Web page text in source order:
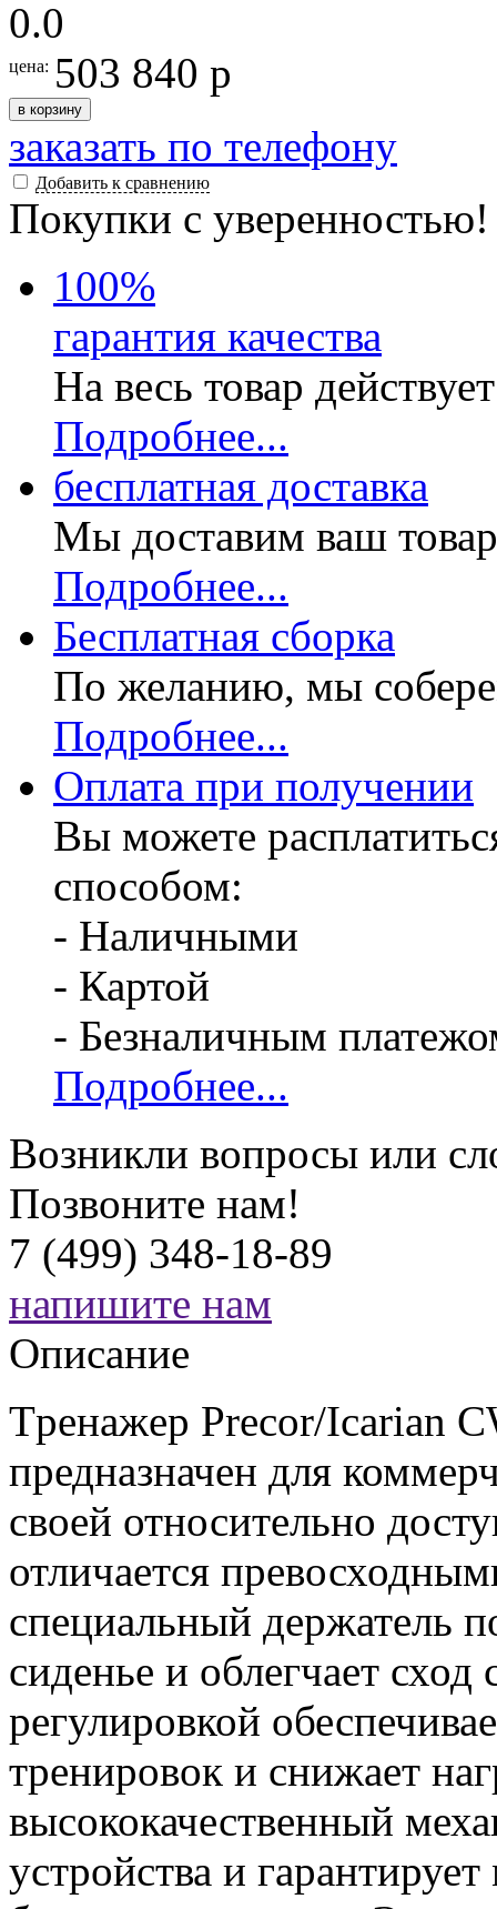
0.0
цена: 503 840 р
в корзину
заказать по телефону
Добавить к сравнению
Покупки с уверенностью!
100%
гарантия качества
На весь товар
Подробнее...
бесплатная доставка
Мы доставим ваш
Подробнее...
Бесплатная сборка
По желанию, мы
Подробнее...
Оплата при получении
Вы можете
способом:
- Наличными
- Картой
- Безналичным
Подробнее...
Возникли вопросы или
Позвоните нам!
7 (499) 348-18-89
напишите нам
Описание
Tpeнaжep Precor/Icarian
предназначен для
своей относительно
отличается
специальный держатель
сиденье и облегчает
регулировкой
тренировок и снижает
высококачественный
устройства и